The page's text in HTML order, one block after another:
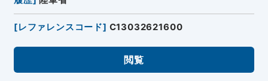
[レファレンスコード] C13032621600
閲覧